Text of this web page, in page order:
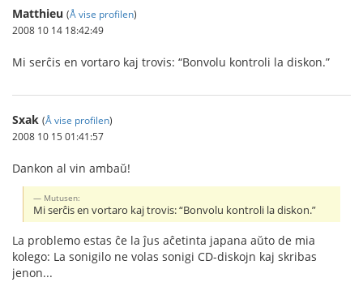
Matthieu (Å vise profilen)
2008 10 14 18:42:49
Mi serĉis en vortaro kaj trovis: “Bonvolu kontroli la diskon.”
Sxak (Å vise profilen)
2008 10 15 01:41:57
Dankon al vin ambaŭ!
Mutusen:
Mi serĉis en vortaro kaj trovis: “Bonvolu kontroli la diskon.”
La problemo estas ĉe la ĵus aĉetinta japana aŭto de mia
kolego: La sonigilo ne volas sonigi CD-diskojn kaj skribas
jenon...